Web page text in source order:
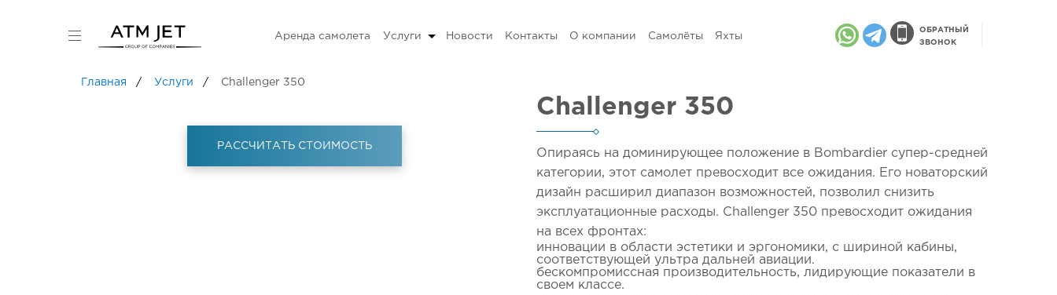
Аренда самолета Услуги Новости Контакты О компании Самолёты Яхты
ОБРАТНЫЙ
ЗВОНОК
Главная Услуги Challenger 350
РАССЧИТАТЬ СТОИМОСТЬ
Challenger 350
Опираясь на доминирующее положение в Bombardier супер-средней
категории, этот самолет превосходит все ожидания. Его новаторский
дизайн расширил диапазон возможностей, позволил снизить
эксплуатационные расходы. Challenger 350 превосходит ожидания
на всех фронтах:
инновации в области эстетики и эргономики, с шириной кабины,
соответствующей ультра дальней авиации.
бескомпромиссная производительность, лидирующие показатели в
своем классе.